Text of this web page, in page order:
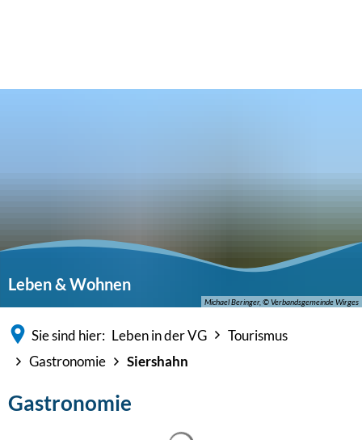
Michael Beringer, © Verbandsgemeinde Wirges
Leben & Wohnen
Sie sind hier: Leben in der VG
Tourismus
Gastronomie
Siershahn
Gastronomie